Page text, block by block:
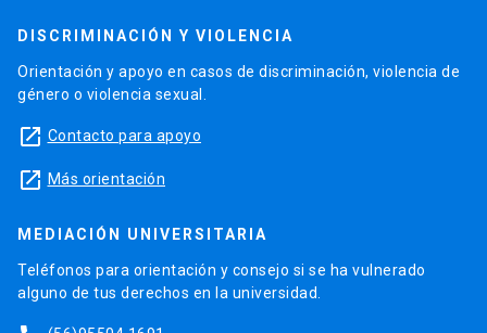
DISCRIMINACIÓN Y VIOLENCIA
Orientación y apoyo en casos de discriminación, violencia de
género o violencia sexual.
launch Contacto para apoyo
launch Más orientación
MEDIACIÓN UNIVERSITARIA
Teléfonos para orientación y consejo si se ha vulnerado
alguno de tus derechos en la universidad.